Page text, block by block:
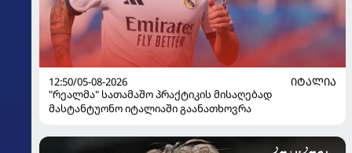
12:50/05-08-2026
ᲘᲢᲐᲚᲘᲐ
"რეალმა" სათამაშო პრაქტიკის მისაღებად
მასტანტუონო იტალიაში გაანათხოვრა